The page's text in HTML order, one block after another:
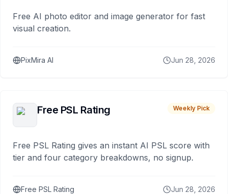
Free AI photo editor and image generator for fast
visual creation.
PixMira AI Jun 28, 2026
Free PSL Rating Weekly Pick
Free PSL Rating gives an instant AI PSL score with
tier and four category breakdowns, no signup.
Free PSL Rating Jun 28, 2026